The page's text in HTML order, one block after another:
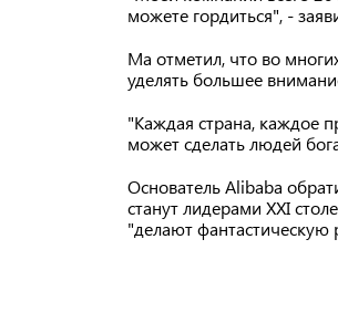
можете гордиться", -
Ма отметил, что во
уделять большее
"Каждая страна, каждое
может сделать людей
Основатель Alibaba
станут лидерами XXI
"делают фантастическую